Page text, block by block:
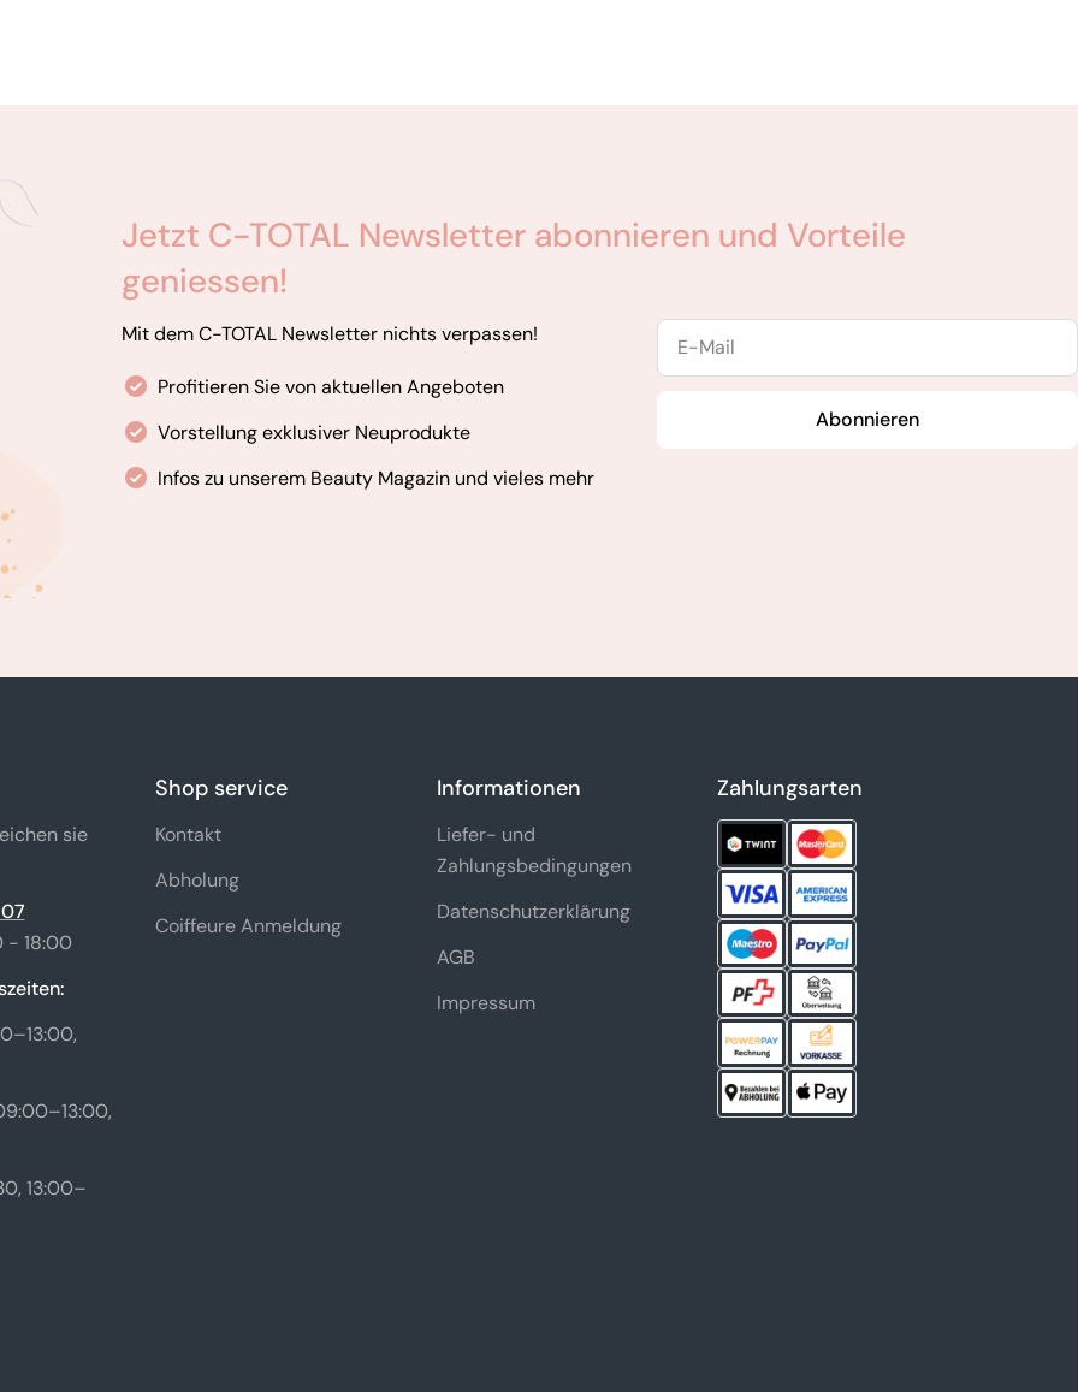
Jetzt C-TOTAL Newsletter abonnieren und Vorteile
geniessen!
Mit dem C-TOTAL Newsletter nichts verpassen!
Profitieren Sie von aktuellen Angeboten
Vorstellung exklusiver Neuprodukte
Infos zu unserem Beauty Magazin und vieles mehr
E-
Abonnieren
sie
- 18:00
13:00–
Shop service
Kontakt
Abholung
Coiffeure Anmeldung
Informationen
Liefer- und
Zahlungsbedingungen
Datenschutzerklärung
AGB
Impressum
Zahlungsarten